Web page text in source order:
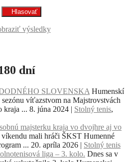
výsledky
dní
SLOVENSKA Humenskí
víťazstvom na Majstrovstvách
kraja ... 8. júna 2024 | Stolný tenis,
majsterku kraja vo dvojhre aj vo
víkendu mali hráči ŠKST Humenné
... 20. apríla 2026 | Stolný tenis
liga – 3. kolo. Dnes sa v